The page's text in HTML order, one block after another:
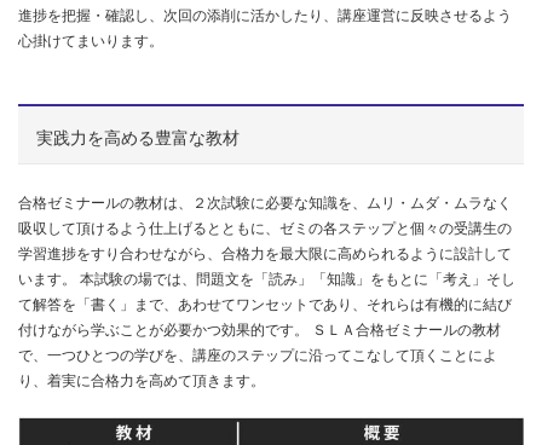
進捗を把握・確認し、次回の添削に活かしたり、講座運営に反映させるよう
心掛けてまいります。
実践力を高める豊富な教材
合格ゼミナールの教材は、２次試験に必要な知識を、ムリ・ムダ・ムラなく
吸収して頂けるよう仕上げるとともに、ゼミの各ステップと個々の受講生の
学習進捗をすり合わせながら、合格力を最大限に高められるように設計して
います。 本試験の場では、問題文を「読み」「知識」をもとに「考え」そし
て解答を「書く」まで、あわせてワンセットであり、それらは有機的に結び
付けながら学ぶことが必要かつ効果的です。 ＳＬＡ合格ゼミナールの教材
で、一つひとつの学びを、講座のステップに沿ってこなして頂くことによ
り、着実に合格力を高めて頂きます。